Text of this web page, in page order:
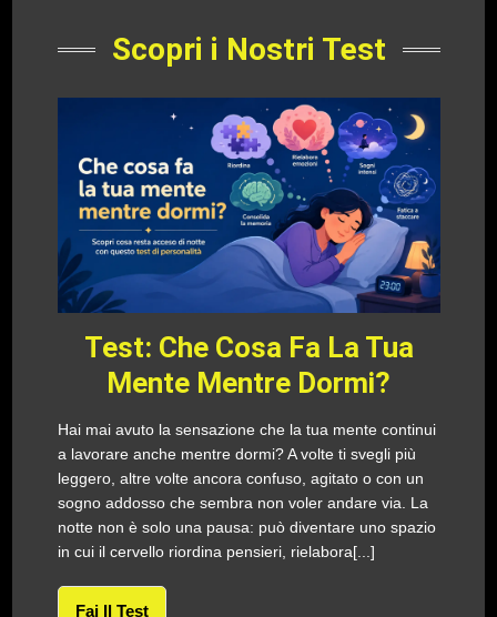
Scopri i Nostri Test
Test: Che Cosa Fa La Tua
Mente Mentre Dormi?
Hai mai avuto la sensazione che la tua mente continui
a lavorare anche mentre dormi? A volte ti svegli più
leggero, altre volte ancora confuso, agitato o con un
sogno addosso che sembra non voler andare via. La
notte non è solo una pausa: può diventare uno spazio
in cui il cervello riordina pensieri, rielabora[...]
Fai Il Test